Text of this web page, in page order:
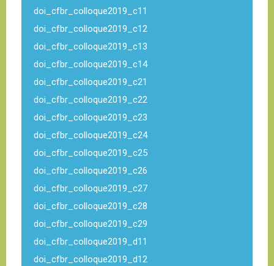
doi_cfbr_colloque2019_c11
doi_cfbr_colloque2019_c12
doi_cfbr_colloque2019_c13
doi_cfbr_colloque2019_c14
doi_cfbr_colloque2019_c21
doi_cfbr_colloque2019_c22
doi_cfbr_colloque2019_c23
doi_cfbr_colloque2019_c24
doi_cfbr_colloque2019_c25
doi_cfbr_colloque2019_c26
doi_cfbr_colloque2019_c27
doi_cfbr_colloque2019_c28
doi_cfbr_colloque2019_c29
doi_cfbr_colloque2019_d11
doi_cfbr_colloque2019_d12